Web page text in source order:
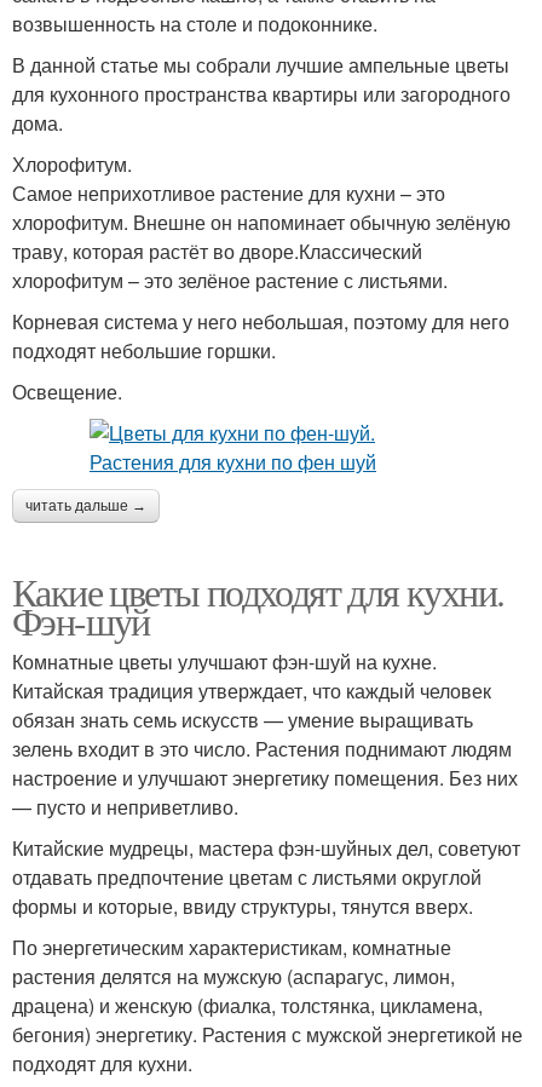
возвышенность на столе и подоконнике.
В данной статье мы собрали лучшие ампельные цветы
для кухонного пространства квартиры или загородного
дома.
Хлорофитум.
Самое неприхотливое растение для кухни – это
хлорофитум. Внешне он напоминает обычную зелёную
траву, которая растёт во дворе.Классический
хлорофитум – это зелёное растение с листьями.
Корневая система у него небольшая, поэтому для него
подходят небольшие горшки.
Освещение.
читать дальше →
Какие цветы подходят для кухни.
Фэн-шуй
Комнатные цветы улучшают фэн-шуй на кухне.
Китайская традиция утверждает, что каждый человек
обязан знать семь искусств — умение выращивать
зелень входит в это число. Растения поднимают людям
настроение и улучшают энергетику помещения. Без них
— пусто и неприветливо.
Китайские мудрецы, мастера фэн-шуйных дел, советуют
отдавать предпочтение цветам с листьями округлой
формы и которые, ввиду структуры, тянутся вверх.
По энергетическим характеристикам, комнатные
растения делятся на мужскую (аспарагус, лимон,
драцена) и женскую (фиалка, толстянка, цикламена,
бегония) энергетику. Растения с мужской энергетикой не
подходят для кухни.